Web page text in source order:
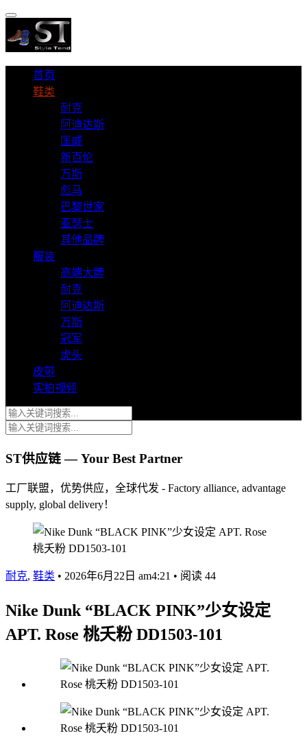
首页
鞋类
耐克
阿迪达斯
匡威
新百伦
万斯
彪马
巴黎世家
亚瑟士
其他品牌
服装
高端大牌
耐克
阿迪达斯
万斯
冠军
虎头
皮带
实拍视频
ST供应链 — Your Best Partner
工厂联盟，优势供应，全球代发 - Factory alliance, advantage
supply, global delivery！
耐克, 鞋类 • 2026年6月22日 am4:21 • 阅读 44
Nike Dunk “BLACK PINK”少女设定
APT. Rose 桃夭粉 DD1503-101